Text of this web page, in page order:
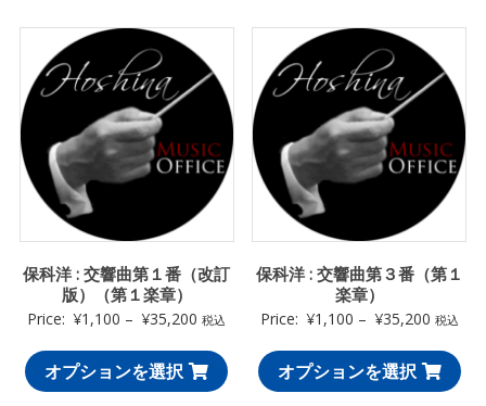
保科洋 : 交響曲第１番（改訂
版）（第１楽章）
Price: ¥1,100 – ¥35,200 税込
オプションを選択
保科洋 : 交響曲第３番（第１
楽章）
Price: ¥1,100 – ¥35,200 税込
オプションを選択